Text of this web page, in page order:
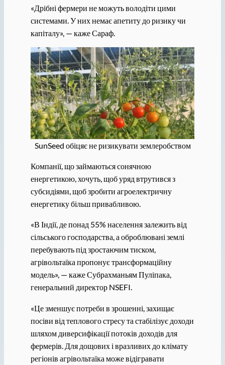
«Дрібні фермери не можуть володіти цими
системами. У них немає апетиту до ризику чи
капіталу», — каже Сараф.
SunSeed обіцяє не ризикувати землеробством
Компанії, що займаються сонячною
енергетикою, хочуть, щоб уряд втрутився з
субсидіями, щоб зробити агроелектричну
енергетику більш привабливою.
«В Індії, де понад 55% населення залежить від
сільського господарства, а оброблювані землі
перебувають під зростаючим тиском,
агрівольтаїка пропонує трансформаційну
модель», — каже Субрахманьям Пуліпака,
генеральний директор NSEFI.
«Це зменшує потреби в зрошенні, захищає
посіви від теплового стресу та стабілізує доходи
шляхом диверсифікації потоків доходів для
фермерів. Для дощових і вразливих до клімату
регіонів агрівольтаїка може відігравати